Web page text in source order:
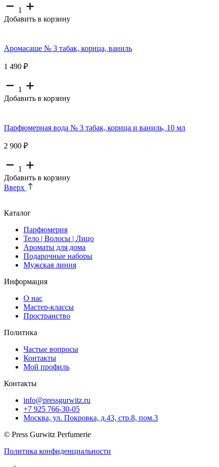
1
Добавить в корзину
Аромасаше № 3 табак, корица, ваниль
1 490 ₽
1
Добавить в корзину
Парфюмерная вода № 3 табак, корица и ваниль, 10 мл
2 900 ₽
1
Добавить в корзину
Вверх
Каталог
Парфюмерия
Тело | Волосы | Лицо
Ароматы для дома
Подарочные наборы
Мужская линия
Информация
О нас
Мастер-классы
Пространство
Политика
Частые вопросы
Контакты
Мой профиль
Контакты
info@pressgurwitz.ru
+7 925 766-30-05
Москва, ул. Покровка, д.43, стр.8, пом.3
© Press Gurwitz Perfumerie
Политика конфиденциальности